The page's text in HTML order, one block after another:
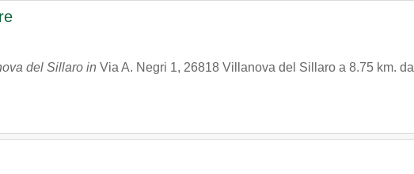
del Sillaro in Via A. Negri 1, 26818 Villanova del Sillaro a 8.75 km. da